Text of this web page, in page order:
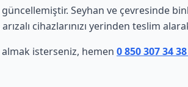
Seyhan ve çevresinde
cihazlarınızı yerinden teslim
isterseniz, hemen 0 850 307 34 38